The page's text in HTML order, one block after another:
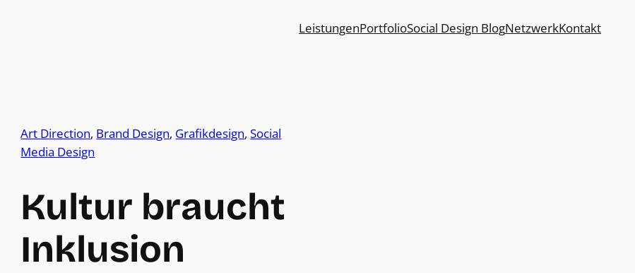
LeistungenPortfolioSocial Design BlogNetzwerkKontakt
Art Direction, Brand Design, Grafikdesign, Social
Media Design
Kultur braucht
Inklusion